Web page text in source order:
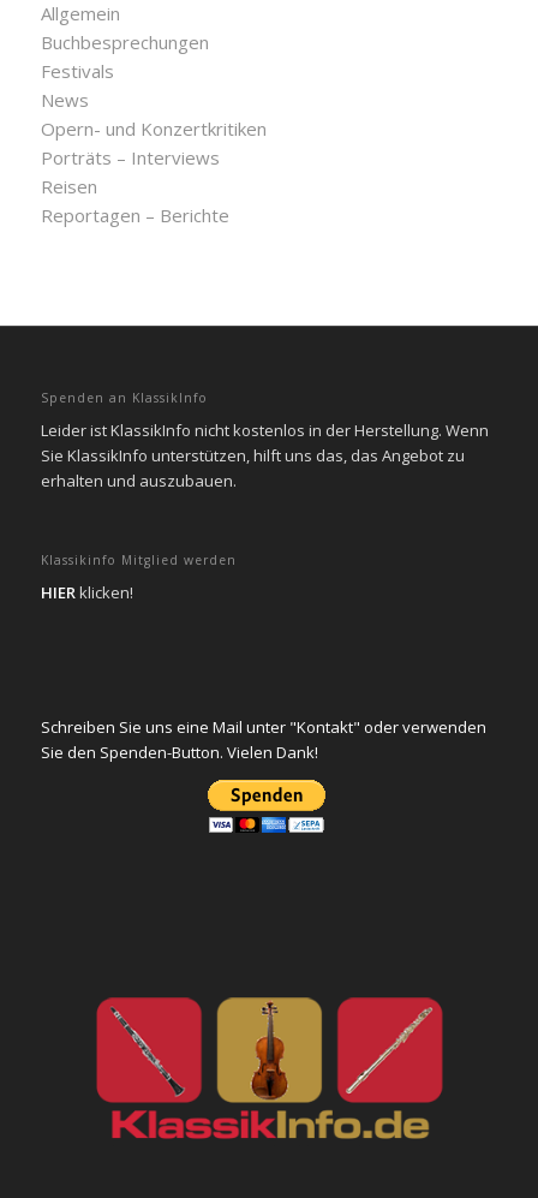
Allgemein
Buchbesprechungen
Festivals
News
Opern- und Konzertkritiken
Porträts – Interviews
Reisen
Reportagen – Berichte
Spenden an KlassikInfo
Leider ist KlassikInfo nicht kostenlos in der Herstellung. Wenn
Sie KlassikInfo unterstützen, hilft uns das, das Angebot zu
erhalten und auszubauen.
Klassikinfo Mitglied werden
HIERklicken!
Schreiben Sie uns eine Mail unter "Kontakt" oder verwenden
Sie den Spenden-Button. Vielen Dank!